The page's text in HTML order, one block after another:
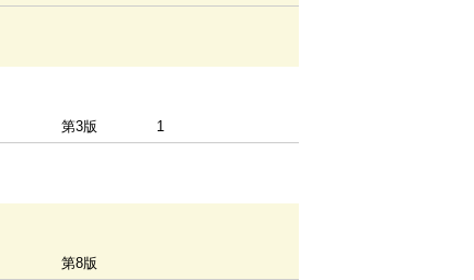
第3版 1
第8版